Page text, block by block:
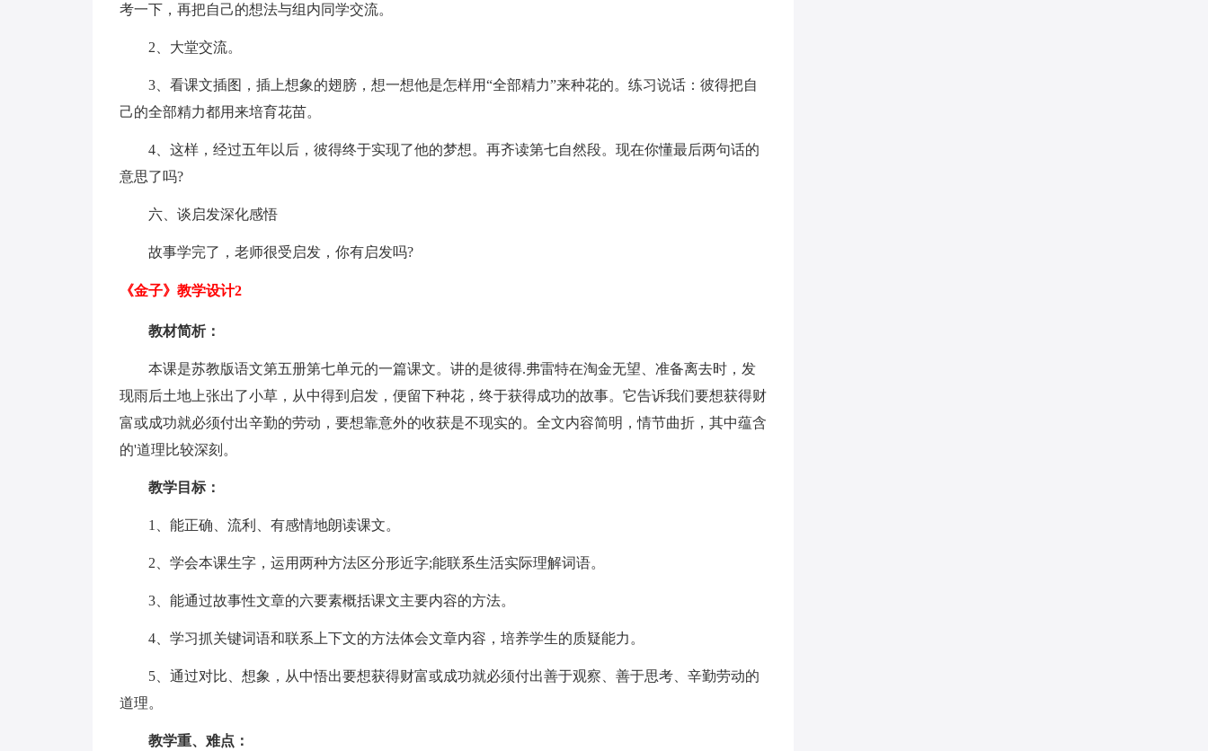
考一下，再把自己的想法与组内同学交流。
2、大堂交流。
3、看课文插图，插上想象的翅膀，想一想他是怎样用“全部精力”来种花的。练习说话：彼得把自
己的全部精力都用来培育花苗。
4、这样，经过五年以后，彼得终于实现了他的梦想。再齐读第七自然段。现在你懂最后两句话的
意思了吗?
六、谈启发深化感悟
故事学完了，老师很受启发，你有启发吗?
《金子》教学设计2
教材简析：
本课是苏教版语文第五册第七单元的一篇课文。讲的是彼得.弗雷特在淘金无望、准备离去时，发
现雨后土地上张出了小草，从中得到启发，便留下种花，终于获得成功的故事。它告诉我们要想获得财
富或成功就必须付出辛勤的劳动，要想靠意外的收获是不现实的。全文内容简明，情节曲折，其中蕴含
的'道理比较深刻。
教学目标：
1、能正确、流利、有感情地朗读课文。
2、学会本课生字，运用两种方法区分形近字;能联系生活实际理解词语。
3、能通过故事性文章的六要素概括课文主要内容的方法。
4、学习抓关键词语和联系上下文的方法体会文章内容，培养学生的质疑能力。
5、通过对比、想象，从中悟出要想获得财富或成功就必须付出善于观察、善于思考、辛勤劳动的
道理。
教学重、难点：